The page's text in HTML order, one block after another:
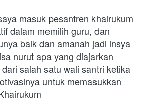
masuk pesantren khairukum
dalam memilih guru, dan
baik dan amanah jadi insya
nurut apa yang diajarkan
salah satu wali santri ketika
untuk memasukkan